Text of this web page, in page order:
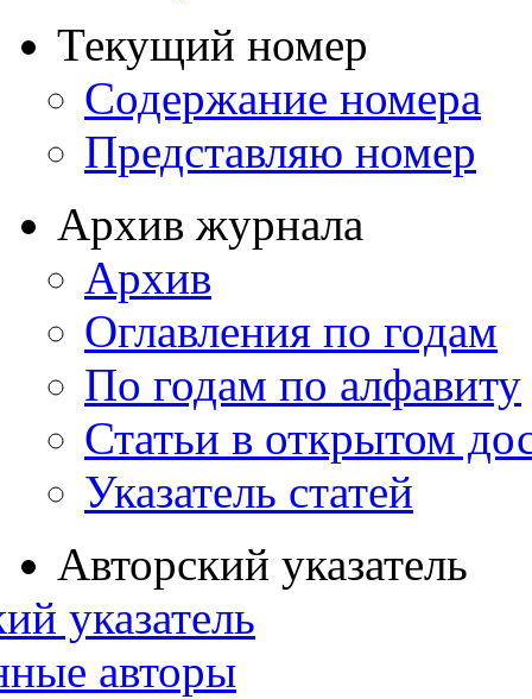
Текущий номер
Содержание номера
Представляю номер
Архив журнала
Архив
Оглавления по годам
По годам по алфавиту
Статьи в открытом
Указатель статей
Авторский указатель
указатель
авторы